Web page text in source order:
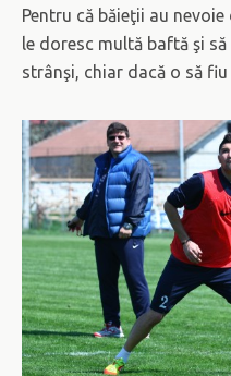
Pentru că băieţii au
le doresc multă baftă şi
strânşi, chiar dacă o să